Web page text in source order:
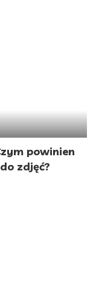
powinien
zdjęć?